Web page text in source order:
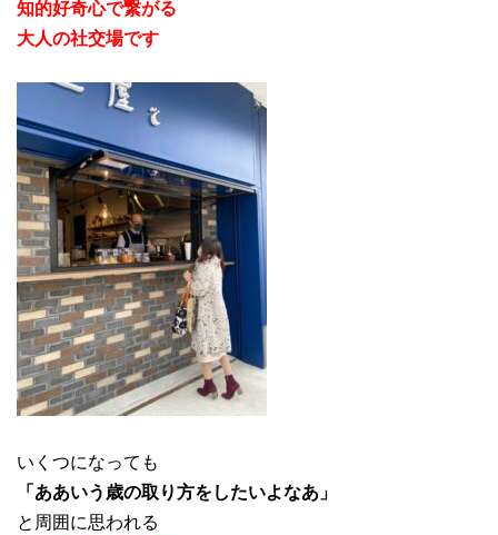
知的好奇心で繋がる
大人の社交場です
いくつになっても
「ああいう歳の取り方をしたいよなあ」
と周囲に思われる